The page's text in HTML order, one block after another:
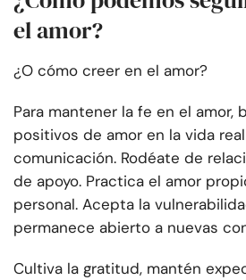
el amor?
¿O cómo creer en el amor?
Para mantener la fe en el amor,
positivos de amor en la vida
comunicación. Rodéate de
de apoyo. Practica el amor
personal. Acepta la
permanece abierto a nuevas
Cultiva la gratitud, mantén